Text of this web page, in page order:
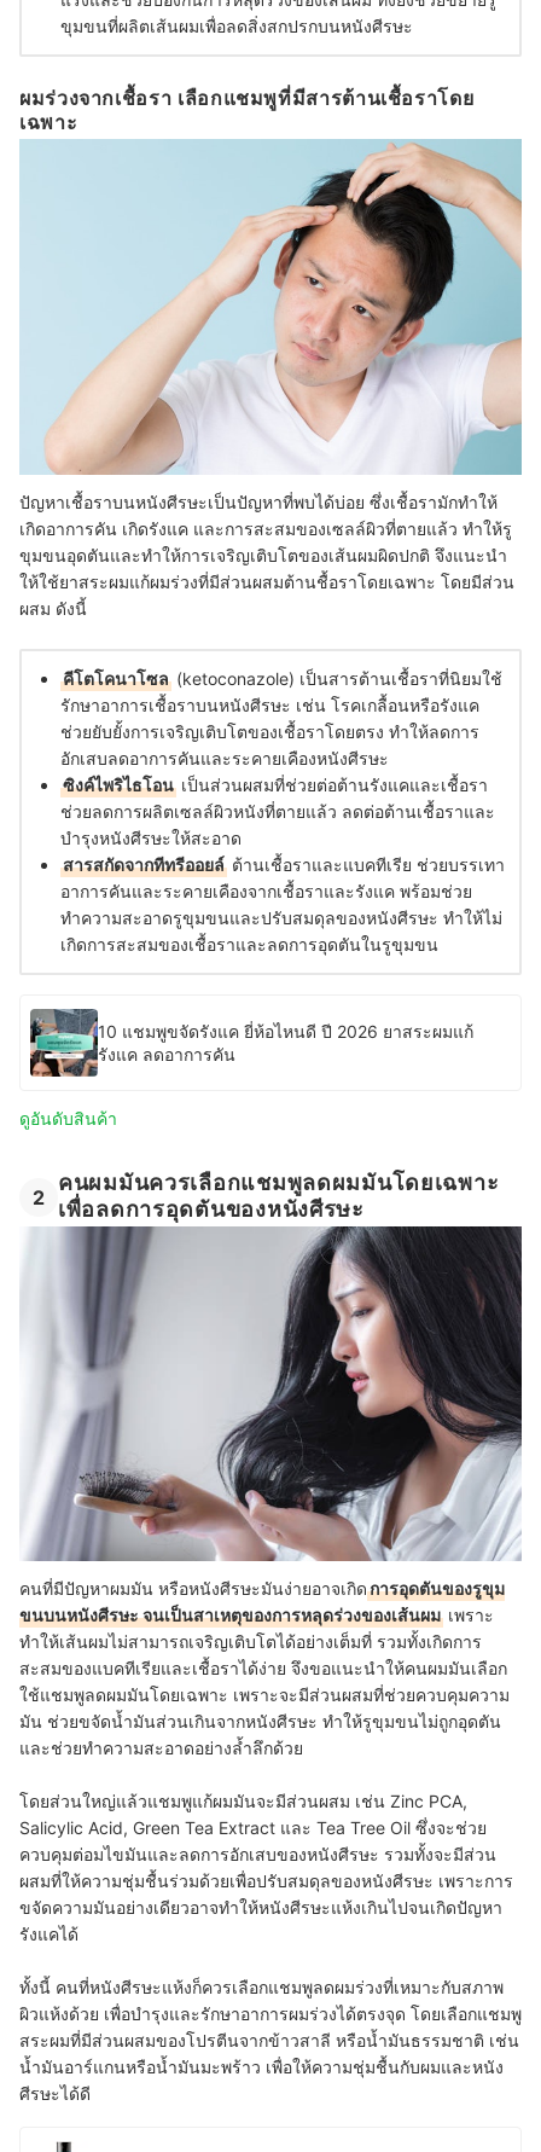
ขุมขนที่ผลิตเส้นผมเพื่อลดสิ่งสกปรกบนหนังศีรษะ
ผมร่วงจากเชื้อรา เลือกแชมพูที่มีสารต้านเชื้อราโดย
เฉพาะ
ปัญหาเชื้อราบนหนังศีรษะเป็นปัญหาที่พบได้บ่อย ซึ่งเชื้อรามักทำให้
เกิดอาการคัน เกิดรังแค และการสะสมของเซลล์ผิวที่ตายแล้ว ทำให้รู
ขุมขนอุดตันและทำให้การเจริญเติบโตของเส้นผมผิดปกติ จึงแนะนำ
ให้ใช้ยาสระผมแก้ผมร่วงที่มีส่วนผสมต้านชื้อราโดยเฉพาะ โดยมีส่วน
ผสม ดังนี้
คีโตโคนาโซล (ketoconazole) เป็นสารต้านเชื้อราที่นิยมใช้
รักษาอาการเชื้อราบนหนังศีรษะ เช่น โรคเกลื้อนหรือรังแค
ช่วยยับยั้งการเจริญเติบโตของเชื้อราโดยตรง ทำให้ลดการ
อักเสบลดอาการคันและระคายเคืองหนังศีรษะ
ซิงค์ไพริไธโอน เป็นส่วนผสมที่ช่วยต่อต้านรังแคและเชื้อรา
ช่วยลดการผลิตเซลล์ผิวหนังที่ตายแล้ว ลดต่อต้านเชื้อราและ
บำรุงหนังศีรษะให้สะอาด
สารสกัดจากทีทรีออยล์ ต้านเชื้อราและแบคทีเรีย ช่วยบรรเทา
อาการคันและระคายเคืองจากเชื้อราและรังแค พร้อมช่วย
ทำความสะอาดรูขุมขนและปรับสมดุลของหนังศีรษะ ทำให้ไม่
เกิดการสะสมของเชื้อราและลดการอุดตันในรูขุมขน
10 แชมพูขจัดรังแค ยี่ห้อไหนดี ปี 2026 ยาสระผมแก้
รังแค ลดอาการคัน
ดูอันดับสินค้า
2
คนผมมันควรเลือกแชมพูลดผมมันโดยเฉพาะ
เพื่อลดการอุดตันของหนังศีรษะ
คนที่มีปัญหาผมมัน หรือหนังศีรษะมันง่ายอาจเกิดการอุดตันของรูขุม
ขนบนหนังศีรษะ จนเป็นสาเหตุของการหลุดร่วงของเส้นผม เพราะ
ทำให้เส้นผมไม่สามารถเจริญเติบโตได้อย่างเต็มที่ รวมทั้งเกิดการ
สะสมของแบคทีเรียและเชื้อราได้ง่าย จึงขอแนะนำให้คนผมมันเลือก
ใช้แชมพูลดผมมันโดยเฉพาะ เพราะจะมีส่วนผสมที่ช่วยควบคุมความ
มัน ช่วยขจัดน้ำมันส่วนเกินจากหนังศีรษะ ทำให้รูขุมขนไม่ถูกอุดตัน
และช่วยทำความสะอาดอย่างล้ำลึกด้วย
โดยส่วนใหญ่แล้วแชมพูแก้ผมมันจะมีส่วนผสม เช่น Zinc PCA,
Salicylic Acid, Green Tea Extract และ Tea Tree Oil ซึ่งจะช่วย
ควบคุมต่อมไขมันและลดการอักเสบของหนังศีรษะ รวมทั้งจะมีส่วน
ผสมที่ให้ความชุ่มชื้นร่วมด้วยเพื่อปรับสมดุลของหนังศีรษะ เพราะการ
ขจัดความมันอย่างเดียวอาจทำให้หนังศีรษะแห้งเกินไปจนเกิดปัญหา
รังแคได้
ทั้งนี้ คนที่หนังศีรษะแห้งก็ควรเลือกแชมพูลดผมร่วงที่เหมาะกับสภาพ
ผิวแห้งด้วย เพื่อบำรุงและรักษาอาการผมร่วงได้ตรงจุด โดยเลือกแชมพู
สระผมที่มีส่วนผสมของโปรตีนจากข้าวสาลี หรือน้ำมันธรรมชาติ เช่น
น้ำมันอาร์แกนหรือน้ำมันมะพร้าว เพื่อให้ความชุ่มชื้นกับผมและหนัง
ศีรษะได้ดี